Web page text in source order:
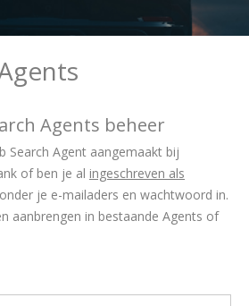
Agents beheer
Search Agent aangemaakt bij
of ben je al ingeschreven als
je e-mailaders en wachtwoord in.
aanbrengen in bestaande Agents of